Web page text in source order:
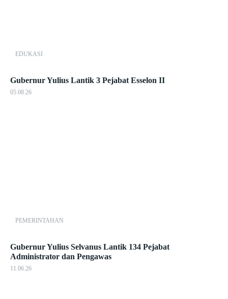
EDUKASI
Gubernur Yulius Lantik 3 Pejabat Esselon II
05.08.26
PEMERINTAHAN
Gubernur Yulius Selvanus Lantik 134 Pejabat
Administrator dan Pengawas
11.06.26